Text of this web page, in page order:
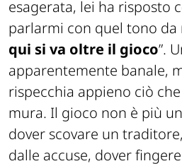
esagerata, lei ha risposto
parlarmi con quel tono
qui si va oltre il gioco”.
apparentemente banale,
rispecchia appieno ciò
mura. Il gioco non è più
dover scovare un
dalle accuse, dover